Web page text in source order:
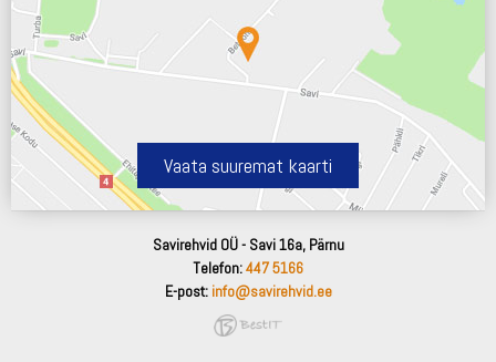
Vaata suuremat kaarti
Savirehvid OÜ - Savi 16a, Pärnu
Telefon:447 5166
E-post: info@savirehvid.ee